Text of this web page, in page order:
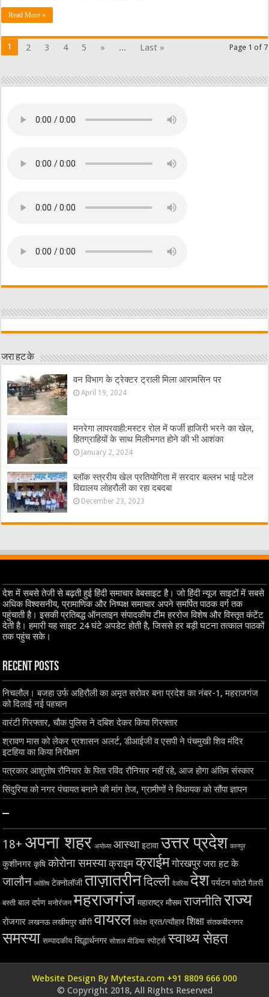
Read More »
Page 1 of 7
1 2 3 4 5 » ... Last »
जरा हट के
वन विभाग के ट्रेक्टर ट्राली मिला आरामसिन पर
April 19, 2024
मनरेगा लापरवाही:मस्टर रोल में फर्जी हाजिरी भरने का खेल,
हितग्राहियों के साथ मिलीभगत होने की भी आशंका
January 2, 2024
ब्लॉक स्त्ररीय खेल प्रतियोगिता में सरदार बल्लभ भाई पटेल
विद्यालय लोहरौली का रहा दबदबा
December 23, 2023
देश में सबसे तेजी से बढ़ती हुई हिंदी समाचार वेबसाइट है। जो हिंदी न्यूज साइटों में सबसे
अधिक विश्वसनीय, प्रामाणिक और निष्पक्ष समाचार अपने समर्पित पाठक वर्ग तक
पहुंचाती है। इसकी प्रतिबद्ध ऑनलाइन संपादकीय टीम हररोज विशेष और विस्तृत कंटेंट
देती है। हमारी यह साइट 24 घंटे अपडेट होती है, जिससे हर बड़ी घटना तत्काल पाठकों
तक पहुंच सके।
Recent Posts
निचलौल। बजहा उर्फ अहिरौली का अमृत सरोवर बना प्रदेश का नंबर-1, महराजगंज
को दिलाई नई पहचान
वारंटी गिरफ्तार, चौक पुलिस ने दबिश देकर किया गिरफ्तार
श्रावण मास को लेकर प्रशासन अलर्ट, डीआईजी व एसपी ने पंचमुखी शिव मंदिर
इटहिया का किया निरीक्षण
पत्रकार आशुतोष रौनियार के पिता रविंद रौनियार नहीं रहे, आज होगा अंतिम संस्कार
सिंदुरिया को नगर पंचायत बनाने की मांग तेज, ग्रामीणों ने विधायक को सौंपा ज्ञापन
–
18+ अपना शहर अयोध्या आस्था इटावा उत्तर प्रदेश कानपुर
कुशीनगर कृषि कोरोना समस्या क्राइम क्राईम गोरखपुर जरा हट के
जालौन ज्योतिष टेक्नोलॉजी ताज़ातरीनदिल्ली देवरिया देश पर्यटन फोटो गैलरी
बस्ती बाल दर्पण मनोरंजन महराजगंज महाराष्ट्र मौसम राजनीतिराज्य
रोजगार लखनऊ लखीमपुर खीरी वायरल विदेश व्रत/त्यौहार शिक्षा संतकबीरनगर
समस्या सम्पादकीय सिद्धार्थनगर सोशल मीडिया स्पोर्ट्स स्वाथ्य सेहत
Website Design By Mytesta.com +91 8809 666 000
© Copyright 2018, All Rights Reserved